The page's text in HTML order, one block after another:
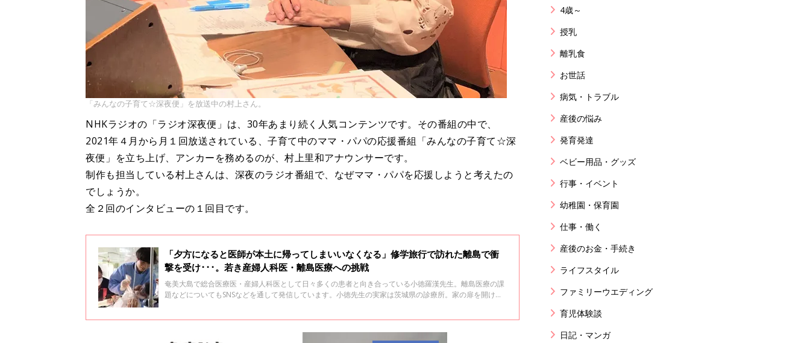
「みんなの子育て☆深夜便」を放送中の村上さん。
NHKラジオの「ラジオ深夜便」は、30年あまり続く人気コンテンツです。その番組の中で、
2021年４月から月１回放送されている、子育て中のママ・パパの応援番組「みんなの子育て☆深
夜便」を立ち上げ、アンカーを務めるのが、村上里和アナウンサーです。
制作も担当している村上さんは、深夜のラジオ番組で、なぜママ・パパを応援しようと考えたの
でしょうか。
全２回のインタビューの１回目です。
「夕方になると医師が本土に帰ってしまいいなくなる」修学旅行で訪れた離島で衝
撃を受け･･･。若き産婦人科医・離島医療への挑戦
奄美大島で総合医療医・産婦人科医として日々多くの患者と向き合っている小徳羅漢先生。離島医療の課
題などについてもSNSなどを通して発信しています。小徳先生の実家は茨城県の診療所。家の扉を開けた
4歳～
授乳
離乳食
お世話
病気・トラブル
産後の悩み
発育発達
ベビー用品・グッズ
行事・イベント
幼稚園・保育園
仕事・働く
産後のお金・手続き
ライフスタイル
ファミリーウエディング
育児体験談
日記・マンガ